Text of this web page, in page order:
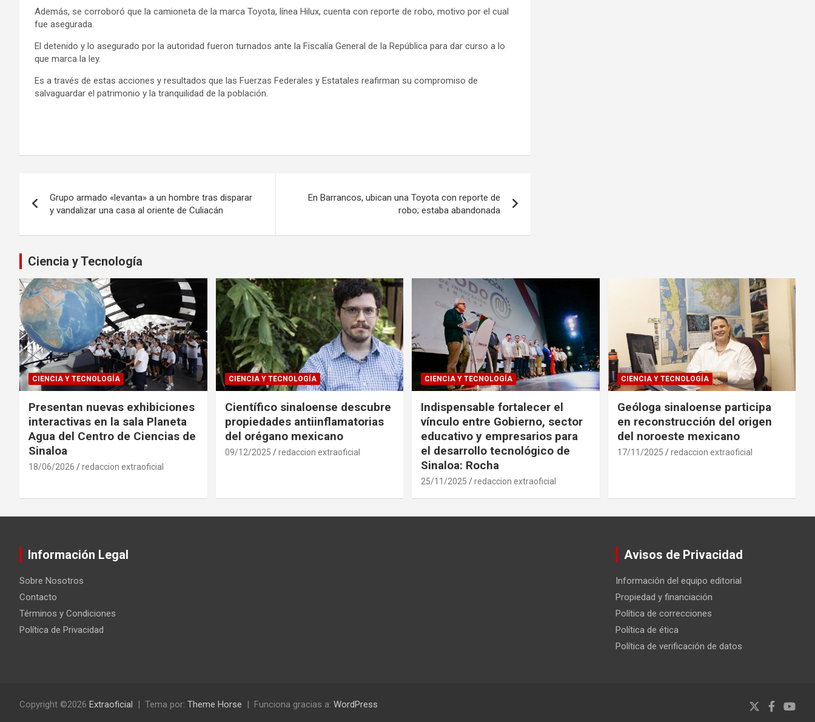
Además, se corroboró que la camioneta de la marca Toyota, línea Hilux, cuenta con reporte de robo, motivo por el cual
fue asegurada.
El detenido y lo asegurado por la autoridad fueron turnados ante la Fiscalía General de la República para dar curso a lo
que marca la ley.
Es a través de estas acciones y resultados que las Fuerzas Federales y Estatales reafirman su compromiso de
salvaguardar el patrimonio y la tranquilidad de la población.
de
entradas
Grupo armado «levanta» a un hombre tras disparar
y vandalizar una casa al oriente de Culiacán
En Barrancos, ubican una Toyota con reporte de
robo; estaba abandonada
Ciencia y Tecnología
CIENCIA Y TECNOLOGÍA
Presentan nuevas exhibiciones
interactivas en la sala Planeta
Agua del Centro de Ciencias de
Sinaloa
18/06/2026 redaccion extraoficial
CIENCIA Y TECNOLOGÍA
Científico sinaloense descubre
propiedades antiinflamatorias
del orégano mexicano
09/12/2025 redaccion extraoficial
CIENCIA Y TECNOLOGÍA
Indispensable fortalecer el
vínculo entre Gobierno, sector
educativo y empresarios para
el desarrollo tecnológico de
Sinaloa: Rocha
25/11/2025 redaccion extraoficial
CIENCIA Y TECNOLOGÍA
Geóloga sinaloense participa
en reconstrucción del origen
del noroeste mexicano
17/11/2025 redaccion extraoficial
Información Legal
Sobre Nosotros
Contacto
Términos y Condiciones
Política de Privacidad
Avisos de Privacidad
Información del equipo editorial
Propiedad y financiación
Política de correcciones
Política de ética
Política de verificación de datos
Copyright ©2026 Extraoficial Tema por: Theme Horse Funciona gracias a: WordPress